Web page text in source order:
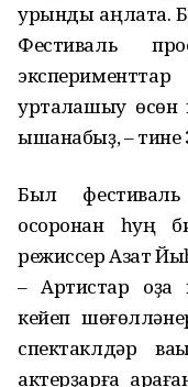
урынды аңлата.
Фестиваль
уртаҡлашыу өсөн
ышанабыҙ, – тине
Был
осоронан һуң
режиссер Азат
– Артистар оҙаҡ
кейеп
спектаклдәр
актерҙарға